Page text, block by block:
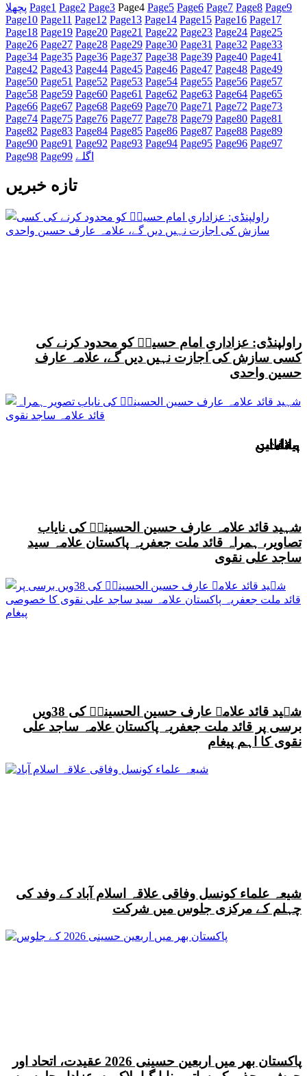
بیانات
پیغامات
پیغامات
پیغامات
پیغامات
پیغامات
پیغامات
پیغامات
بیانات
پیغامات
پیغامات
پیغامات
ملاقاتیں
پیغامات
پیغامات
پیغامات
ملاقاتیں
ملاقاتیں
بیانات
پیغامات
پچھلا Page1 Page2 Page3 Page4 Page5 Page6 Page7 Page8 Page9
Page10 Page11 Page12 Page13 Page14 Page15 Page16 Page17
Page18 Page19 Page20 Page21 Page22 Page23 Page24 Page25
Page26 Page27 Page28 Page29 Page30 Page31 Page32 Page33
Page34 Page35 Page36 Page37 Page38 Page39 Page40 Page41
Page42 Page43 Page44 Page45 Page46 Page47 Page48 Page49
Page50 Page51 Page52 Page53 Page54 Page55 Page56 Page57
Page58 Page59 Page60 Page61 Page62 Page63 Page64 Page65
Page66 Page67 Page68 Page69 Page70 Page71 Page72 Page73
Page74 Page75 Page76 Page77 Page78 Page79 Page80 Page81
Page82 Page83 Page84 Page85 Page86 Page87 Page88 Page89
Page90 Page91 Page92 Page93 Page94 Page95 Page96 Page97
Page98 Page99 اگلے
تازه خبریں
راولپنڈی: عزاداریِ امام حسینؑ کو محدود کرنے کی
کسی سازش کی اجازت نہیں دیں گے، علامہ عارف
حسین واحدی
شہید قائد علامہ عارف حسین الحسینیؒ کی نایاب
تصاویر، ہمراہ قائد ملت جعفریہ پاکستان علامہ سید
ساجد علی نقوی
شہید قائد علامہ عارف حسین الحسینیؒ کی 38ویں
برسی پر قائد ملت جعفریہ پاکستان علامہ ساجد علی
نقوی کا اہم پیغام
شیعہ علماء کونسل وفاقی علاقہ اسلام آباد کے وفد کی
چہلم کے مرکزی جلوس میں شرکت
پاکستان بھر میں اربعین حسینی 2026 عقیدت، اتحاد اور